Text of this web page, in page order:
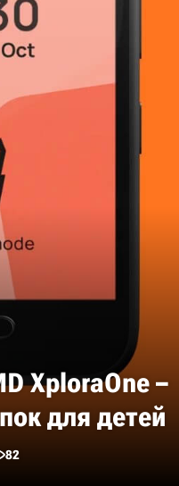
XploraOne –
для детей
82